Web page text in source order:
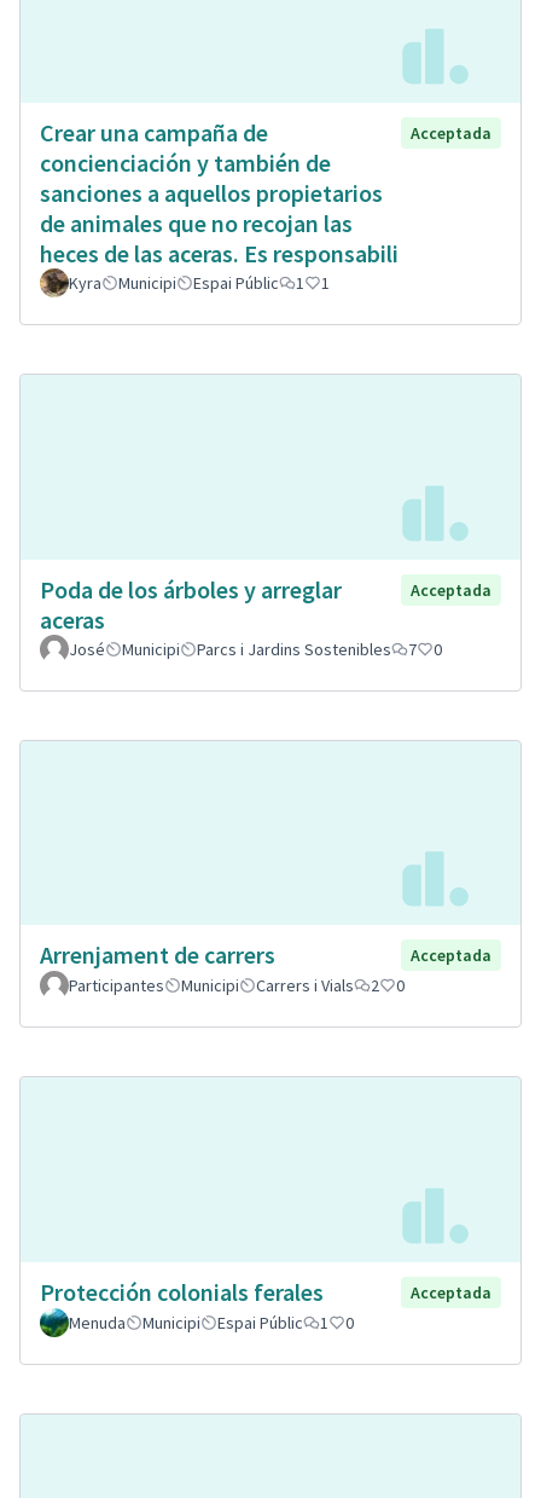
Crear una campaña de
concienciación y también de
sanciones a aquellos propietarios
de animales que no recojan las
heces de las aceras. Es responsabili
Acceptada
Kyra Municipi Espai Públic 1 1
Poda de los árboles y arreglar
aceras
Acceptada
José Municipi Parcs i Jardins Sostenibles 7 0
Arrenjament de carrers
Acceptada
Participantes
Municipi Carrers i Vials 2 0
Protección colonials ferales
Acceptada
Menuda
Municipi Espai Públic 1 0